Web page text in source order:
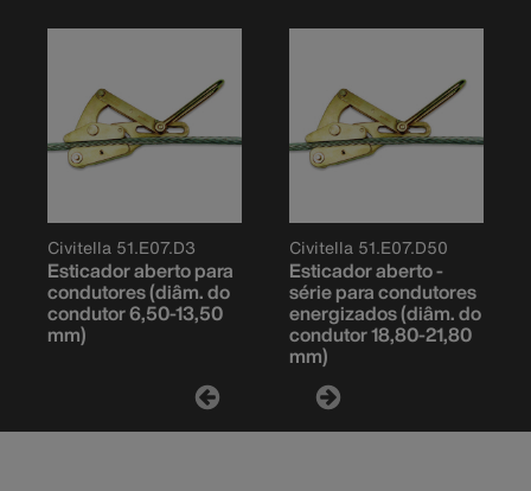
Civitella 51.E07.D3
Esticador aberto para
condutores (diâm. do
condutor 6,50-13,50
mm)
Civitella 51.E07.D50
Esticador aberto -
série para condutores
energizados (diâm. do
condutor 18,80-21,80
mm)